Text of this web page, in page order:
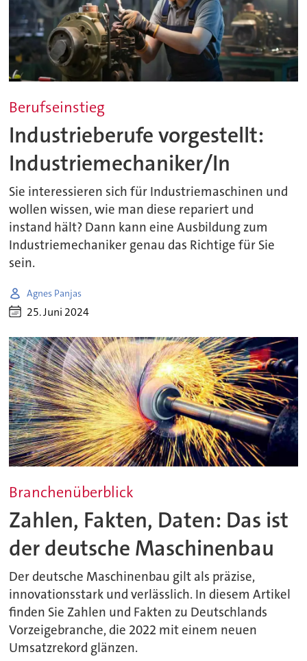
Berufseinstieg
Industrieberufe vorgestellt:
Industriemechaniker/In
Sie interessieren sich für Industriemaschinen und
wollen wissen, wie man diese repariert und
instand hält? Dann kann eine Ausbildung zum
Industriemechaniker genau das Richtige für Sie
sein.
Agnes Panjas
25. Juni 2024
Branchenüberblick
Zahlen, Fakten, Daten: Das ist
der deutsche Maschinenbau
Der deutsche Maschinenbau gilt als präzise,
innovationsstark und verlässlich. In diesem Artikel
finden Sie Zahlen und Fakten zu Deutschlands
Vorzeigebranche, die 2022 mit einem neuen
Umsatzrekord glänzen.